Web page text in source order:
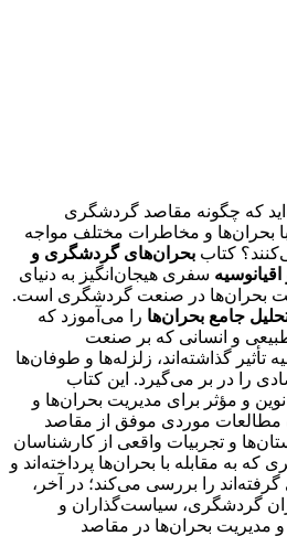
که چگونه مقاصد گردشگری
بحران‌ها و مخاطرات مختلف مواجه
کتاب بحران‌های گردشگری و
سفری هیجان‌انگیز به دنیای
بحران‌ها در صنعت گردشگری است.
جامع بحران‌ها را می‌آموزد که
و انسانی که بر صنعت
تأثیر گذاشته‌اند، زلزله‌ها و طوفان‌ها
را در بر می‌گیرد. این کتاب
و مؤثر برای مدیریت بحران‌ها و
موردی موفق از مقاصد
و تجربیات واقعی از کارشناسان
به مقابله با بحران‌ها پرداخته‌اند و
را بررسی می‌کند؛ در آخر،
گردشگری، سیاست‌گذاران و
و مدیریت بحران‌ها در مقاصد